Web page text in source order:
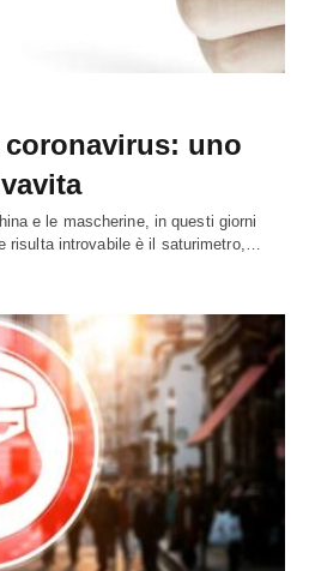
uno
e le mascherine, in questi giorni
risulta introvabile è il saturimetro,…